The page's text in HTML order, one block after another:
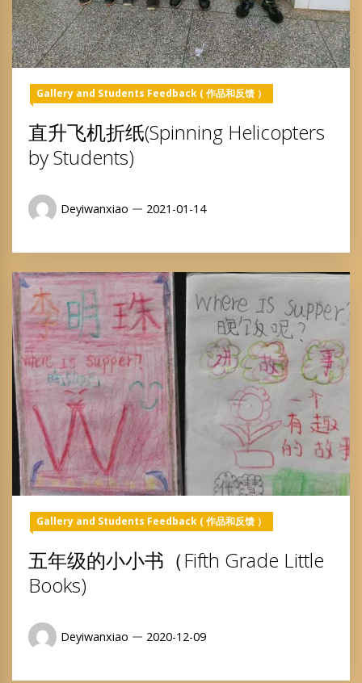
Gallery and Students Feedback ( 作品和反馈 ）
直升飞机折纸(Spinning Helicopters
by Students)
Deyiwanxiao 2021-01-14
Gallery and Students Feedback ( 作品和反馈 ）
五年级的小小书（Fifth Grade Little
Books)
Deyiwanxiao 2020-12-09